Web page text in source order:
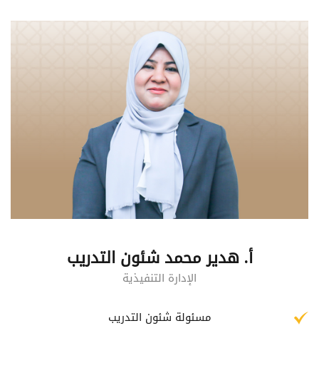
أ. هدير محمدشئون التدريب
الإدارة التنفيذية
مسئولة شئون التدريب